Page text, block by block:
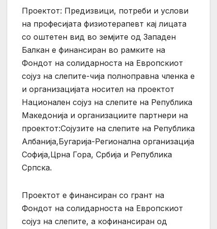
Проектот: Предизвици, потреби и услови
на професијата физиотерапевт кај лицата
со оштетен вид во земјите од Западен
Балкан е финансиран во рамките на
Фондот на солидарноста на Европскиот
сојуз на слепите-чија полноправна членка е
и организацијата носител на проектот
Национален сојуз на слепите на Република
Македонија и организациите партнери на
проектот:Сојузите на слепите на Република
Албанија,Бугарија-Регионална организација
Софија,Црна Гора, Србија и Република
Српска.
Проектот е финансиран со грант на
Фондот на солидарноста на Европскиот
сојуз на слепите, а кофинансиран од